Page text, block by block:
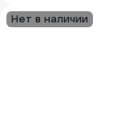
Нет в наличии